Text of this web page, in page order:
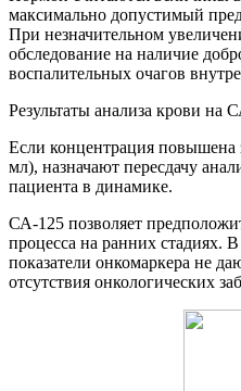
максимально допустимый
При незначительном
обследование на наличие
воспалительных очагов
Результаты анализа крови на
Если концентрация повышена
мл), назначают пересдачу
пациента в динамике.
СА-125 позволяет
процесса на ранних стадиях.
показатели онкомаркера не
отсутствия онкологических